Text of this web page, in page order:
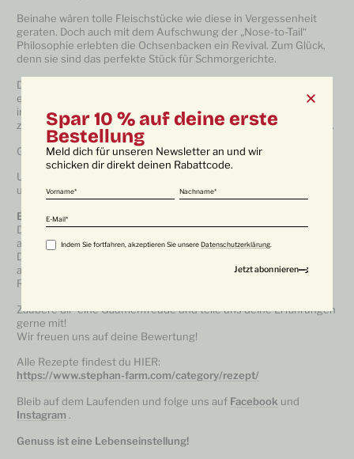
Beinahe wären tolle Fleischstücke wie diese in Vergessenheit
geraten. Doch auch mit dem Aufschwung der „Nose-to-Tail“
Philosophie erlebten die Ochsenbacken ein Revival. Zum Glück,
denn sie sind das perfekte Stück für Schmorgerichte.
Das Bindegewebe und die Marmorierung verleiht dem Gericht
einen kräftigen Geschmack. Weiters bleiben auf Grund des
intramuskulären Fettanteils die Ochsenbacken enorm saftig und
zart. Vor allem vom Wagyurind ist der Geschmack unvergleichbar.
Greif zu und gönn dir ein richtiges Geschmackserlebnis.
Unsere Wagyu Ochsenbacken werden nach Reifung vakuumiert
und rasch eingefroren. So bleibt die Qualität optimal erhalten.
Ein Tipp von uns:
Das Wagyufleisch sollte vor der Zubereitung Zimmertemperatur
aufweisen.
Daher empfehlen wir das Stück im Kühlschrank langsam
aufzutauen.
Rechtzeitig vor der Verarbeitung aus dem Kühlschrank nehmen.
Zaubere dir eine Gaumenfreude und teile uns deine Erfahrungen
gerne mit!
Wir freuen uns auf deine Bewertung!
Alle Rezepte findest du HIER:
https://www.stephan-farm.com/category/rezept/
Bleib auf dem Laufenden und folge uns auf Facebook und
Instagram .
Genuss ist eine Lebenseinstellung!
Spar 10 % auf deine erste
Bestellung
Meld dich für unseren Newsletter an und wir
schicken dir direkt deinen Rabattcode.
Vorname Nachname
E-Mail
Indem Sie fortfahren, akzeptieren Sie unsere Datenschutzerklärung.